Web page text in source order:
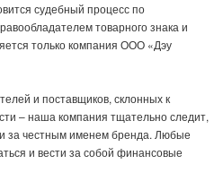
судебный процесс по
товарного знака и
только компания ООО «Дэу
и поставщиков, склонных к
– наша компания тщательно следит,
и за честным именем бренда. Любые
и вести за собой финансовые